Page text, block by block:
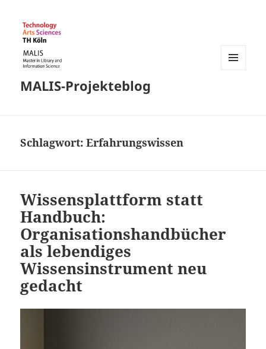
MALIS-Projekteblog
Schlagwort:Erfahrungswissen
Wissensplattform statt
Handbuch:
Organisationshandbücher
als lebendiges
Wissensinstrument neu
gedacht